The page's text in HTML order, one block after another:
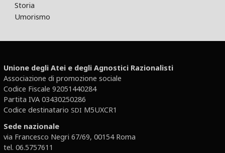
Storia
Umorismo
Unione degli Atei e degli Agnostici Razionalisti
Associazione di promozione sociale
Codice Fiscale 92051440284
Partita IVA 03430250286
Codice destinatario SDI M5UXCR1
Sede nazionale
via Francesco Negri 67/69, 00154 Roma
tel. 06.5757611